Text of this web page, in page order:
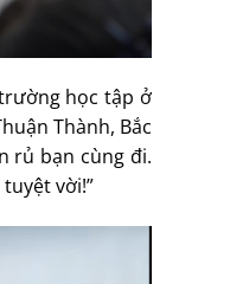
học tập ở
Thành, Bắc
rủ bạn cùng đi.
vời!”